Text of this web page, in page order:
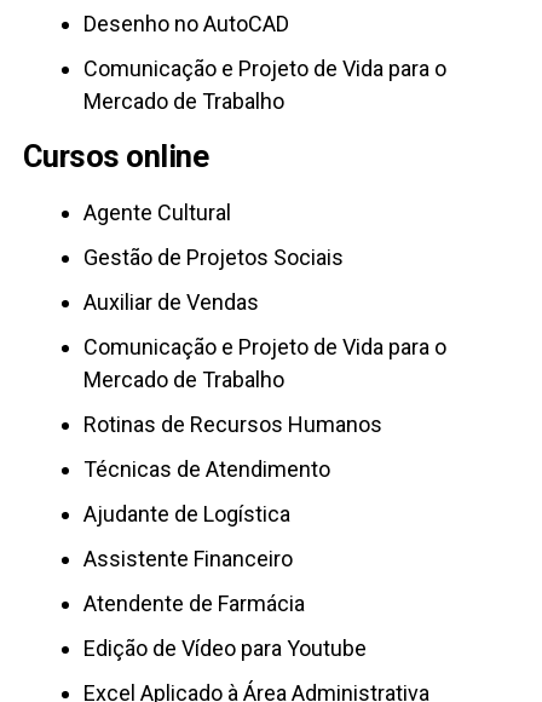
Desenho no AutoCAD
Comunicação e Projeto de Vida para o
Mercado de Trabalho
Cursos online
Agente Cultural
Gestão de Projetos Sociais
Auxiliar de Vendas
Comunicação e Projeto de Vida para o
Mercado de Trabalho
Rotinas de Recursos Humanos
Técnicas de Atendimento
Ajudante de Logística
Assistente Financeiro
Atendente de Farmácia
Edição de Vídeo para Youtube
Excel Aplicado à Área Administrativa